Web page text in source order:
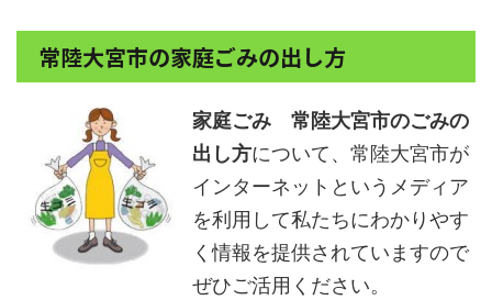
常陸大宮市の家庭ごみの出し方
家庭ごみ 常陸大宮市のごみの
出し方について、常陸大宮市が
インターネットというメディア
を利用して私たちにわかりやす
く情報を提供されていますので
ぜひご活用ください。